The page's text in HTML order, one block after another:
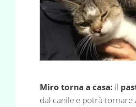
Miro torna a casa: il
dal canile e potrà tornare